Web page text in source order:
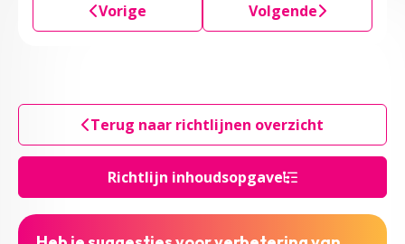
Richtlijn inhoudsopgave
Vorige Volgende
Terug naar richtlijnen overzicht